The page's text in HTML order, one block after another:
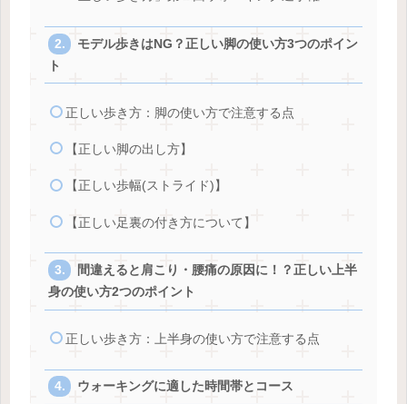
モデル歩きはNG？正しい脚の使い方3つのポイン
ト
正しい歩き方：脚の使い方で注意する点
【正しい脚の出し方】
【正しい歩幅(ストライド)】
【正しい足裏の付き方について】
間違えると肩こり・腰痛の原因に！？正しい上半
身の使い方2つのポイント
正しい歩き方：上半身の使い方で注意する点
ウォーキングに適した時間帯とコース